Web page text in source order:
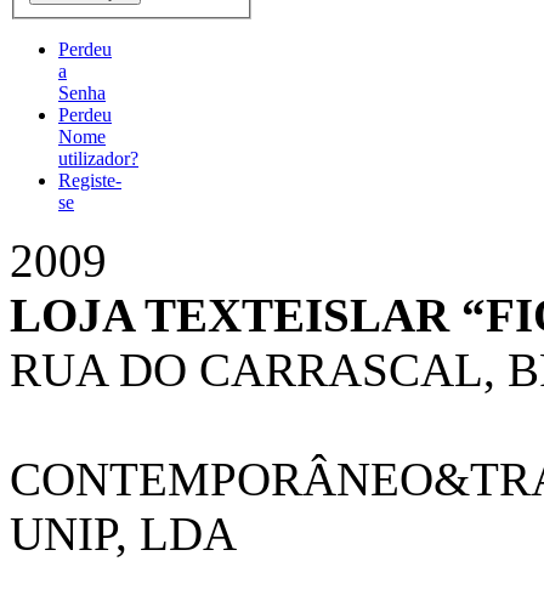
Perdeu
a
Senha
Perdeu
Nome
utilizador?
Registe-
se
2009
LOJA TEXTEISLAR
RUA DO CARRASCAL,
UNIP, LDA